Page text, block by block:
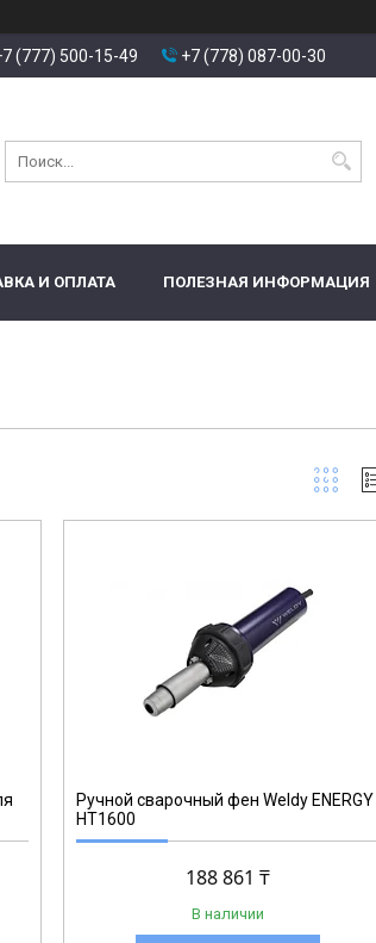
(777) 500-15-49 +7 (778) 087-00-30
И ОПЛАТА ПОЛЕЗНАЯ ИНФОРМАЦИЯ
Ручной сварочный фен Weldy ENERGY
HT1600
188 861 ₸
В наличии